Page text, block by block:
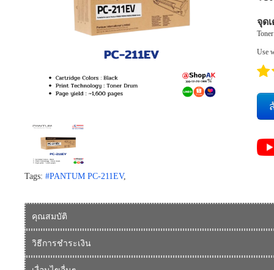
เข้าสู่ระบบ/สมัครสมาชิก
จุด
Use
Tags: #PANTUM PC-211EV,
คุณสมบัติ
วิธีการชำระเงิน